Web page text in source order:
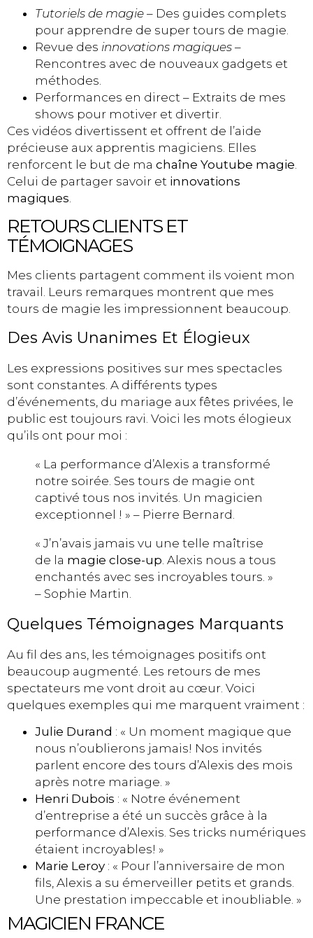
Tutoriels de magie – Des guides complets
pour apprendre de super tours de magie.
Revue des innovations magiques –
Rencontres avec de nouveaux gadgets et
méthodes.
Performances en direct – Extraits de mes
shows pour motiver et divertir.
Ces vidéos divertissent et offrent de l’aide
précieuse aux apprentis magiciens. Elles
renforcent le but de ma chaîne Youtube magie
Celui de partager savoir et innovations
magiques
RETOURS CLIENTS ET
TÉMOIGNAGES
Mes clients partagent comment ils voient mon
travail. Leurs remarques montrent que mes
tours de magie les impressionnent beaucoup.
Des Avis Unanimes Et Élogieux
Les expressions positives sur mes spectacles
sont constantes. A différents types
d’événements, du mariage aux fêtes privées, le
public est toujours ravi. Voici les mots élogieux
qu’ils ont pour moi :
« La performance d’Alexis a transformé
notre soirée. Ses tours de magie ont
captivé tous nos invités. Un magicien
exceptionnel ! » – Pierre Bernard.
« J’n’avais jamais vu une telle maîtrise
de la magie close-up . Alexis nous a tous
enchantés avec ses incroyables tours. »
– Sophie Martin.
Quelques Témoignages Marquants
Au fil des ans, les témoignages positifs ont
beaucoup augmenté. Les retours de mes
spectateurs me vont droit au cœur. Voici
quelques exemples qui me marquent vraiment :
Julie Durand : « Un moment magique que
nous n’oublierons jamais! Nos invités
parlent encore des tours d’Alexis des mois
après notre mariage. »
Henri Dubois : « Notre événement
d’entreprise a été un succès grâce à la
performance d’Alexis. Ses tricks numériques
étaient incroyables! »
Marie Leroy : « Pour l’anniversaire de mon
fils, Alexis a su émerveiller petits et grands.
Une prestation impeccable et inoubliable. »
MAGICIEN FRANCE